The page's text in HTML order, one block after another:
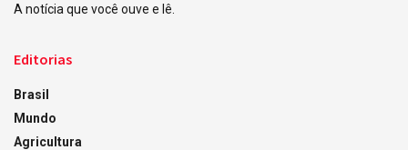
A notícia que você ouve e lê.
Editorias
Brasil
Mundo
Agricultura